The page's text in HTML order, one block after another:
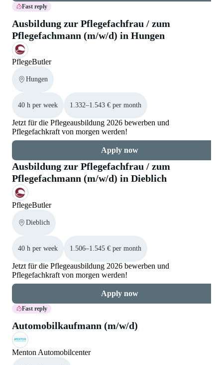
Fast reply
Ausbildung zur Pflegefachfrau / zum
Pflegefachmann (m/w/d) in Hungen
PflegeButler
Hungen
40 h per week 1.332–1.543 € per month
Jetzt für die Pflegeausbildung 2026 bewerben und
Pflegefachkraft von morgen werden!
Apply now
Ausbildung zur Pflegefachfrau / zum
Pflegefachmann (m/w/d) in Dieblich
PflegeButler
Dieblich
40 h per week 1.506–1.545 € per month
Jetzt für die Pflegeausbildung 2026 bewerben und
Pflegefachkraft von morgen werden!
Apply now
Fast reply
Automobilkaufmann (m/w/d)
Menton Automobilcenter